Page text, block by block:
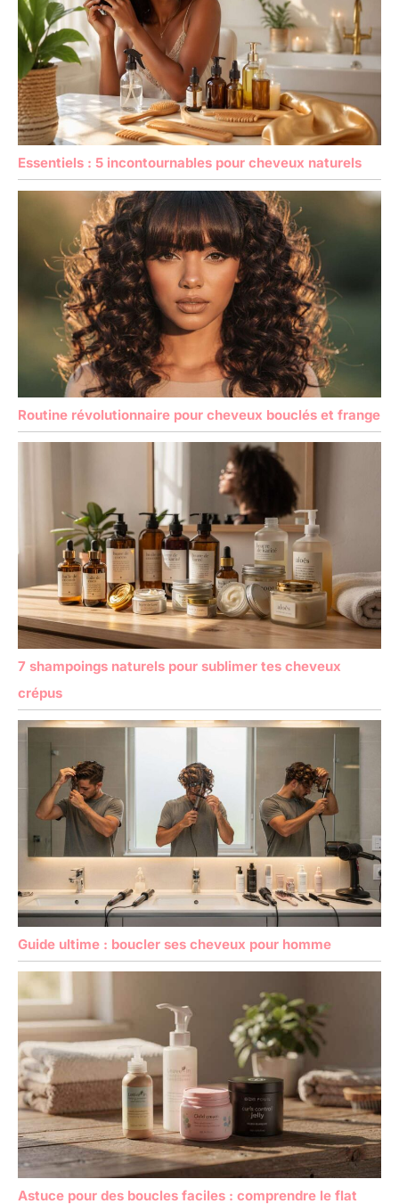
Essentiels : 5 incontournables pour cheveux naturels
Routine révolutionnaire pour cheveux bouclés et frange
7 shampoings naturels pour sublimer tes cheveux
crépus
Guide ultime : boucler ses cheveux pour homme
Astuce pour des boucles faciles : comprendre le flat